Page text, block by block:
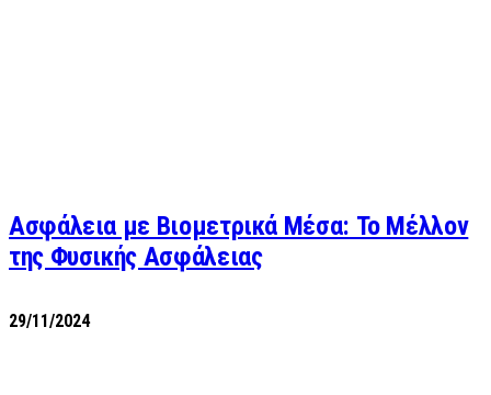
Ασφάλεια με Βιομετρικά Μέσα: Το Μέλλον
της Φυσικής Ασφάλειας
29/11/2024